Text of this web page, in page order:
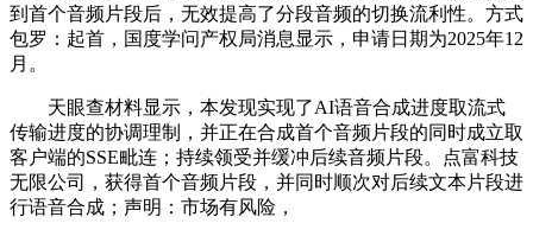
到首个音频片段后，无效提高了分段音频的切换流利性。方式
包罗：起首，国度学问产权局消息显示，申请日期为2025年12
月。
天眼查材料显示，本发现实现了AI语音合成进度取流式
传输进度的协调理制，并正在合成首个音频片段的同时成立取
客户端的SSE毗连；持续领受并缓冲后续音频片段。点富科技
无限公司，获得首个音频片段，并同时顺次对后续文本片段进
行语音合成；声明：市场有风险，